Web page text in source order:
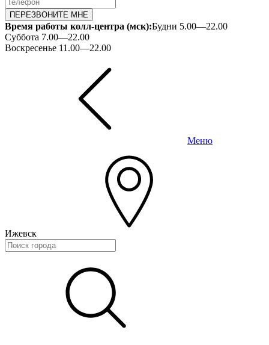
ПЕРЕЗВОНИТЕ МНЕ
Время работы колл-центра (мск):Будни 5.00—22.00
Суббота 7.00—22.00
Воскресенье 11.00—22.00
Меню
Ижевск